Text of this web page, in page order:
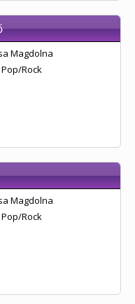
Magdolna
Pop/Rock
Magdolna
Pop/Rock